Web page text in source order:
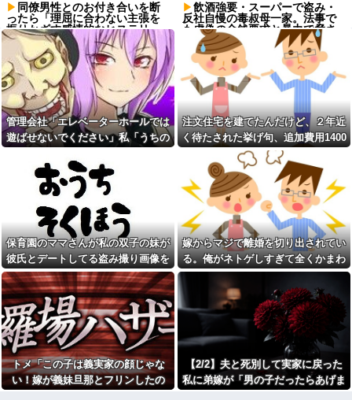
同僚男性とのお付き合いを断
ったら「理屈に合わない主張を
振りかざす感情的なヒステリー
女」と言いふらされて・・・
退職してしばらく経った頃、
元職場の取引先から連絡が来
た。話を聞くと納得できない内
容で…
義両親「空き家になるし住ん
でいいよ」私たち「じゃあお言
葉に甘えて…」→引っ越した途
端、予想外の出来事が待ってい
て…
予定より早めに家に帰宅。リ
ビングに「裸の嫁」と男がい
た。まさかの不倫現場に遭遇...
進学クラスで教師への不満を
抱えていた中学生。悩んだ末に
取った行動が大人にも響くもの
で…
彼の同期の嫁が子供を産ん
だ。すると、彼が「出産祝いに
人生ゲームをあげるんだ！」と
話してきて...
【速報】れいわ新選組さん
「いのちの党」に改名ｗｗｗｗ
ｗｗｗｗ
【画像】令和最新版のあのち
ゃん、可愛過ぎてワイらにブッ
刺さりまくりw w w w w w
【衝撃】浅田真央ちゃんの婚
活条件がこちら←むしろコレは
飲酒強要・スーパーで盗み・
反社自慢の毒叔母一家。法事で
も虚偽の金銭要求と暴力で脅さ
れトラウマに…祖母の死をきっ
かけに恐怖の親戚と「永久絶
縁」を決意←自分の身の安全を
最優先にして大正解
飲酒強要・スーパーで盗み・
反社自慢の毒叔母一家。法事で
も虚偽の金銭要求と暴力で脅さ
れトラウマに…祖母の死をきっ
かけに恐怖の親戚と「永久絶
縁」を決意←自分の身の安全を
最優先にして大正解
コインランドリーで私物の乾
燥機シートを「ご自由にどうぞ
だろw」と勝手に盗もうとした
DQN夫婦！注意したら「は？名
前かいてないんですけど」と逆
ギレ
ジャンポケ斉藤「同意があっ
たんです。本当です。信じて下
さい」 ←何でこの主張が通ら
父がﾀﾋんだ翌日、彼女から
「今日はつきあって半年の記念
日だね！おめでとう！」とメー
ルが来た。それから連絡は無視
している。「別れたいならせめ
てそう言って」と連絡きたけど
話もしたくないんだよ…….他
弟「エレベーターで知らない
女に蹴られた！」私「何した
管理会社「エレベーターホールでは
遊ばせないでください」私「うちの
の展開になり…
注文住宅を建てたんだけど、２年近
く待たされた挙げ句、追加費用1400
万請求された。流石におかしいよ
ね？
保育園のママさんが私の双子の妹が
彼氏とデートしてる盗み撮り画像を
見せて「あとはわかるよね？とりあ
えず5万を家に持ってきて」と脅し
てきた
嫁からマジで離婚を切り出されてい
る。俺がネトゲしすぎて全くかまわ
なかったのが原因らしく...
トメ「この子は義実家の顔じゃな
い！嫁が義妹旦那とフリンしたの
【2/2】夫と死別して実家に戻った
私に弟嫁が「男の子だったらあげま